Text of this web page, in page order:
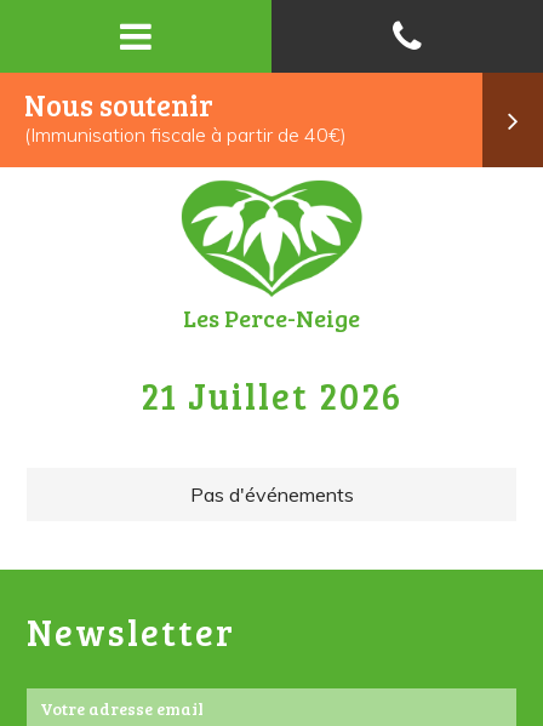
Nous soutenir
(Immunisation fiscale à partir de 40€)
Les Perce-Neige
21 Juillet 2026
Pas d'événements
Newsletter